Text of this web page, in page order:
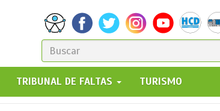
FORMULARIO
DE
BÚSQUEDA
GO!
TRIBUNAL DE FALTAS TURISMO